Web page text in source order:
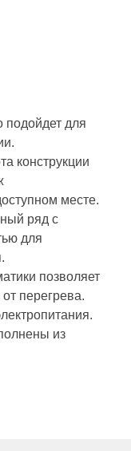
подойдет для
конструкции
месте.
ряд с
для
позволяет
перегрева.
из